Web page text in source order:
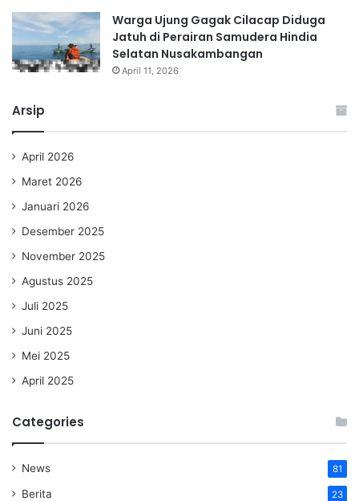
Warga Ujung Gagak Cilacap Diduga
Jatuh di Perairan Samudera Hindia
Selatan Nusakambangan
April 11, 2026
Arsip
April 2026
Maret 2026
Januari 2026
Desember 2025
November 2025
Agustus 2025
Juli 2025
Juni 2025
Mei 2025
April 2025
Categories
News 81
Berita 23